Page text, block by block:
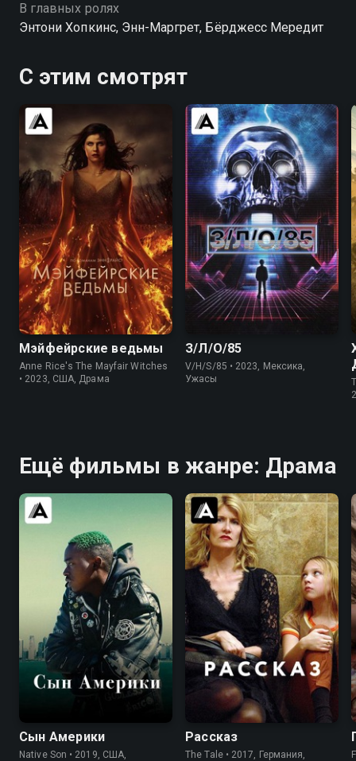
В главных ролях
Энтони Хопкинс, Энн-Маргрет, Бёрджесс Мередит
С этим смотрят
7.2 6.2
Мэйфейрские ведьмы
Anne Rice's The Mayfair Witches
• 2023, США, Драма
5.7 5.6
З/Л/О/85
V/H/S/85 • 2023, Мексика,
Ужасы
Ещё фильмы в жанре: Драма
5.9 5.7
Сын Америки
Native Son • 2019, США,
6.9 7.2
Рассказ
The Tale • 2017, Германия,